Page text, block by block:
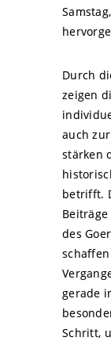
Durch
zeigen
auch
stärken
betrifft.
des
gerade
Schritt,